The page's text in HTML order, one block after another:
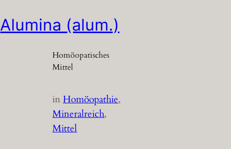
Alumina (alum.)
Homöopatisches
Mittel
inHomöopathie
Mineralreich
Mittel